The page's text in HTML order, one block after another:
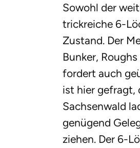
Sowohl der
trickreiche 6-
Zustand. Der
Bunker,
fordert auch
ist hier gefragt,
Sachsenwald
genügend
ziehen. Der 6-